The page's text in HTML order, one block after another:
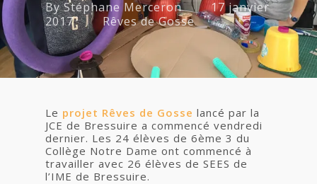
ByStéphane Merceron
17 janvier
2017
Rêves de Gosse
Le projet Rêves de Gosse lancé par la
JCE de Bressuire a commencé vendredi
dernier. Les 24 élèves de 6ème 3 du
Collège Notre Dame ont commencé à
travailler avec 26 élèves de SEES de
l’IME de Bressuire.